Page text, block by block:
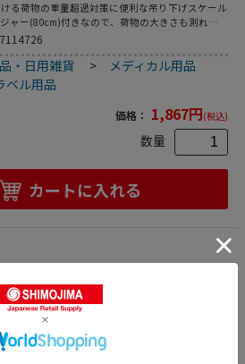
る荷物の重量超過対策に便利な吊り下げスケール
ャー(80cm)付きなので、荷物の大きさも測れま
クトサイズなので、鞄の中で邪魔になりません。
：単4形乾電池×2本(別売)●電池寿命：1日5回の
年●計量範囲：約3~40kgまで●誤差：10kgまで
を超えて ±500g(日本での計量の場合)●質量：
電池含まず)●カラー：ホワイト
・日用雑貨 > メディカル用品
ベル用品
価格： 1,867円(税込)
数量
カートに入れる
コーポレーション トラベル アイロン TV
1個（ご注文単位1個）【直送品】
品